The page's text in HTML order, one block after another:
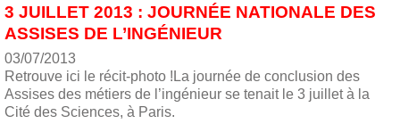
3 JUILLET 2013 : JOURNÉE NATIONALE DES
ASSISES DE L’INGÉNIEUR
03/07/2013
Retrouve ici le récit-photo !La journée de conclusion des
Assises des métiers de l’ingénieur se tenait le 3 juillet à la
Cité des Sciences, à Paris.